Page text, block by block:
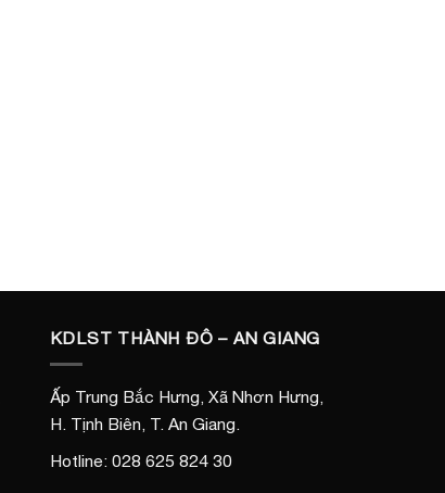
KDLST THÀNH ĐÔ – AN GIANG
Ấp Trung Bắc Hưng, Xã Nhơn Hưng,
H. Tịnh Biên, T. An Giang.
Hotline: 028 625 824 30